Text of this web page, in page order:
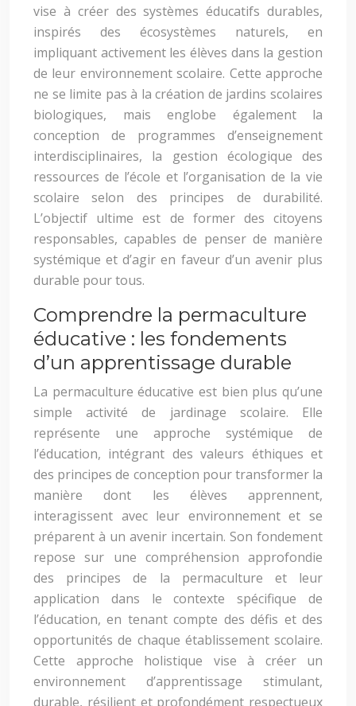
vise à créer des systèmes éducatifs durables,
inspirés des écosystèmes naturels, en
impliquant activement les élèves dans la gestion
de leur environnement scolaire. Cette approche
ne se limite pas à la création de jardins scolaires
biologiques, mais englobe également la
conception de programmes d’enseignement
interdisciplinaires, la gestion écologique des
ressources de l’école et l’organisation de la vie
scolaire selon des principes de durabilité.
L’objectif ultime est de former des citoyens
responsables, capables de penser de manière
systémique et d’agir en faveur d’un avenir plus
durable pour tous.
Comprendre la permaculture
éducative : les fondements
d’un apprentissage durable
La permaculture éducative est bien plus qu’une
simple activité de jardinage scolaire. Elle
représente une approche systémique de
l’éducation, intégrant des valeurs éthiques et
des principes de conception pour transformer la
manière dont les élèves apprennent,
interagissent avec leur environnement et se
préparent à un avenir incertain. Son fondement
repose sur une compréhension approfondie
des principes de la permaculture et leur
application dans le contexte spécifique de
l’éducation, en tenant compte des défis et des
opportunités de chaque établissement scolaire.
Cette approche holistique vise à créer un
environnement d’apprentissage stimulant,
durable, résilient et profondément respectueux